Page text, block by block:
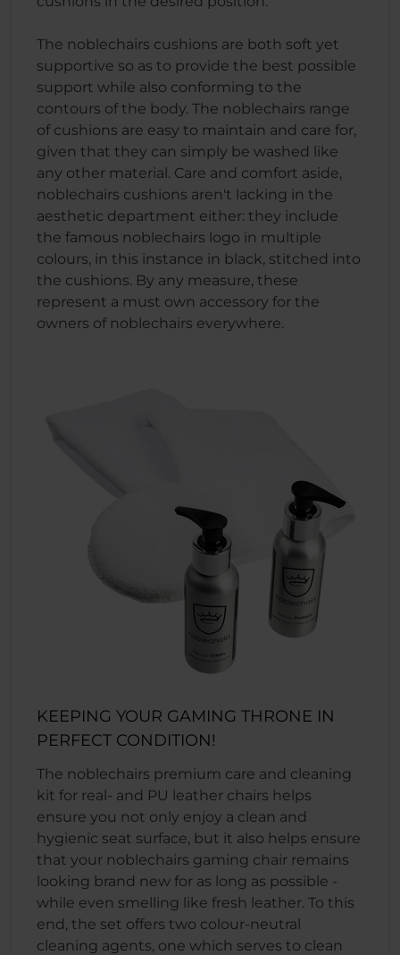
The noblechairs cushions are both soft yet
supportive so as to provide the best possible
support while also conforming to the
contours of the body. The noblechairs range
of cushions are easy to maintain and care for,
given that they can simply be washed like
any other material. Care and comfort aside,
noblechairs cushions aren't lacking in the
aesthetic department either: they include
the famous noblechairs logo in multiple
colours, in this instance in black, stitched into
the cushions. By any measure, these
represent a must own accessory for the
owners of noblechairs everywhere.
KEEPING YOUR GAMING THRONE IN
PERFECT CONDITION!
The noblechairs premium care and cleaning
kit for real- and PU leather chairs helps
ensure you not only enjoy a clean and
hygienic seat surface, but it also helps ensure
that your noblechairs gaming chair remains
looking brand new for as long as possible -
while even smelling like fresh leather. To this
end, the set offers two colour-neutral
cleaning agents, one which serves to clean